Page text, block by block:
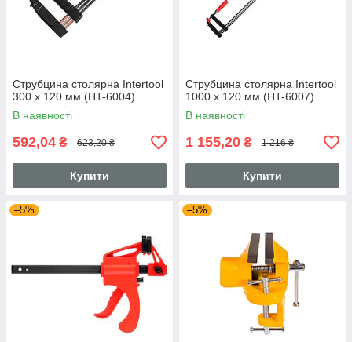
Струбцина столярна Intertool
300 х 120 мм (HT-6004)
В наявності
592,04 ₴ 623,20 ₴
Купити
Струбцина столярна Intertool
1000 х 120 мм (HT-6007)
В наявності
1 155,20 ₴ 1 216 ₴
Купити
–5% –5%